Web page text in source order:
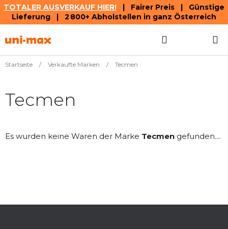
TOTALER AUSVERKAUF HIER! | Fairer Preis | Günstige
Lieferung | 2 800+ Abholstellen in ganz Österreich
Inhalt
Startseite / Verkaufte Marken / Tecmen
Tecmen
Es wurden keine Waren der Marke Tecmen gefunden....